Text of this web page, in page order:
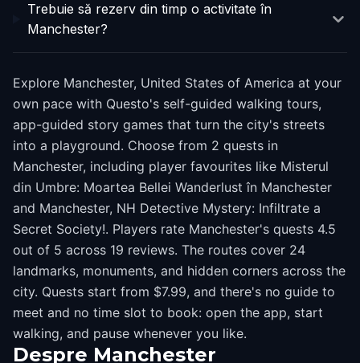
Trebuie să rezerv din timp o activitate în
Manchester?
Explore Manchester, United States of America at your
own pace with Questo's self-guided walking tours,
app-guided story games that turn the city's streets
into a playground. Choose from 2 quests in
Manchester, including player favourites like Misterul
din Umbre: Moartea Bellei Wanderlust în Manchester
and Manchester, NH Detective Mystery: Infiltrate a
Secret Society!. Players rate Manchester's quests 4.5
out of 5 across 19 reviews. The routes cover 24
landmarks, monuments, and hidden corners across the
city. Quests start from $7.99, and there's no guide to
meet and no time slot to book: open the app, start
walking, and pause whenever you like.
Despre Manchester